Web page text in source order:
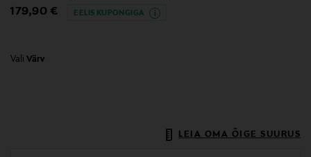
Original Price
179,90 € EELIS KUPONGIGA
Vali Värv
LEIA OMA ÕIGE SUURUS